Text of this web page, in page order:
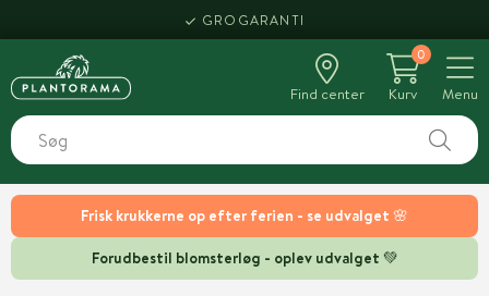
Frisk krukkerne op efter ferien - se udvalget 🌸
Forudbestil blomsterløg - oplev udvalget 💚
HENT SAMME DAG
Find center
0
Kurv
Menu